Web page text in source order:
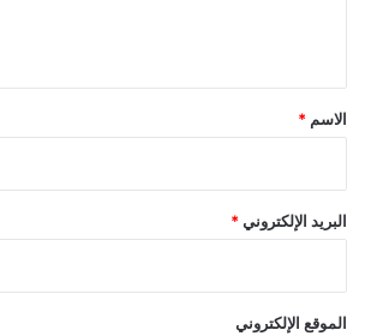
*
الاسم *
البريد الإلكتروني *
الموقع الإلكتروني